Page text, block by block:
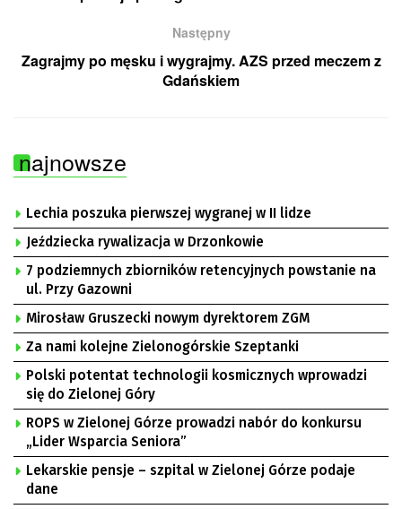
Następny
Zagrajmy po męsku i wygrajmy. AZS przed meczem z
Gdańskiem
najnowsze
Lechia poszuka pierwszej wygranej w II lidze
Jeździecka rywalizacja w Drzonkowie
7 podziemnych zbiorników retencyjnych powstanie na
ul. Przy Gazowni
Mirosław Gruszecki nowym dyrektorem ZGM
Za nami kolejne Zielonogórskie Szeptanki
Polski potentat technologii kosmicznych wprowadzi
się do Zielonej Góry
ROPS w Zielonej Górze prowadzi nabór do konkursu
„Lider Wsparcia Seniora”
Lekarskie pensje – szpital w Zielonej Górze podaje
dane